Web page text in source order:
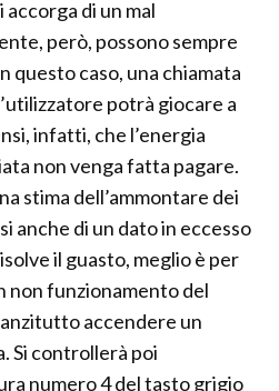
di un mal
però, possono sempre
questo caso, una chiamata
potrà giocare a
infatti, che l’energia
non venga fatta pagare.
stima dell’ammontare dei
anche di un dato in eccesso
il guasto, meglio è per
non funzionamento del
accendere un
Si controllerà poi
numero 4 del tasto grigio